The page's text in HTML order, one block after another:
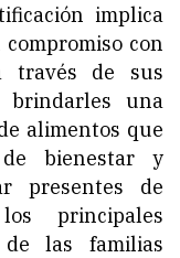
implica
con
través de sus
brindarles una
alimentos que
de bienestar y
presentes de
principales
las familias